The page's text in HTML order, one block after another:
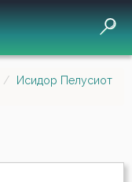
Исидор Пелусиот